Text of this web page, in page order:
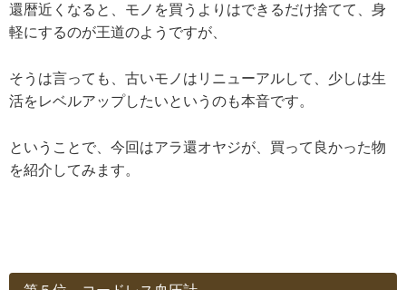
還暦近くなると、モノを買うよりはできるだけ捨てて、身
軽にするのが王道のようですが、
そうは言っても、古いモノはリニューアルして、少しは生
活をレベルアップしたいというのも本音です。
ということで、今回はアラ還オヤジが、買って良かった物
を紹介してみます。